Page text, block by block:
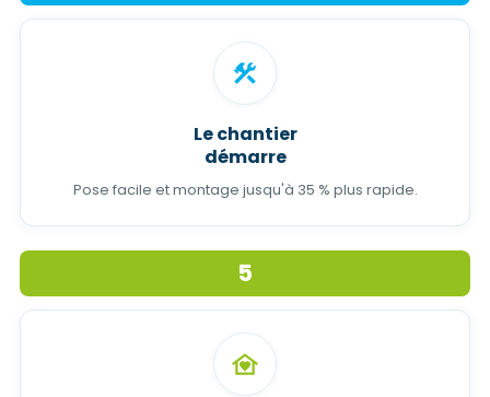
Le chantier
démarre
Pose facile et montage jusqu'à 35 % plus rapide.
5